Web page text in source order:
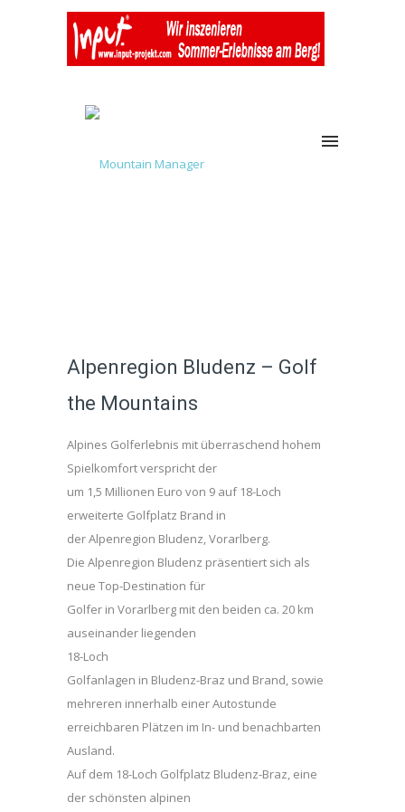
Alpenregion Bludenz – Golf
the Mountains
Alpines Golferlebnis mit überraschend hohem
Spielkomfort verspricht der
um 1,5 Millionen Euro von 9 auf 18-Loch
erweiterte Golfplatz Brand in
der Alpenregion Bludenz, Vorarlberg.
Die Alpenregion Bludenz präsentiert sich als
neue Top-Destination für
Golfer in Vorarlberg mit den beiden ca. 20 km
auseinander liegenden
18-Loch
Golfanlagen in Bludenz-Braz und Brand, sowie
mehreren innerhalb einer Autostunde
erreichbaren Plätzen im In- und benachbarten
Ausland.
Auf dem 18-Loch Golfplatz Bludenz-Braz, eine
der schönsten alpinen